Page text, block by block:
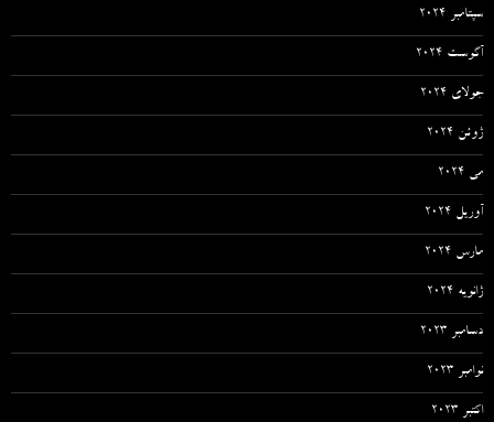
سپتامبر 2024
آگوست 2024
جولای 2024
ژوئن 2024
می 2024
آوریل 2024
مارس 2024
ژانویه 2024
دسامبر 2023
نوامبر 2023
اکتبر 2023